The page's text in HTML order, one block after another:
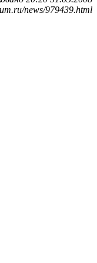
news/979439.html